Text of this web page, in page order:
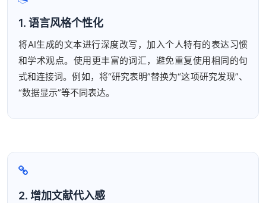
1. 语言风格个性化
将AI生成的文本进行深度改写，加入个人特有的表达习惯
和学术观点。使用更丰富的词汇，避免重复使用相同的句
式和连接词。例如，将“研究表明”替换为“这项研究发现”、
“数据显示”等不同表达。
2. 增加文献代入感